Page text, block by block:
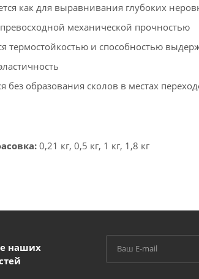
как для выравнивания глубоких
механической прочностью
термостойкостью и способностью
без образования сколов в местах
0,21 кг, 0,5 кг, 1 кг, 1,8 кг
наших